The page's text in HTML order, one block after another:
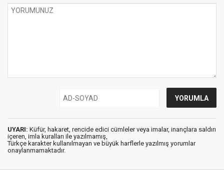
UYARI: Küfür, hakaret, rencide edici cümleler veya imalar, inançlara saldırı
içeren, imla kuralları ile yazılmamış,
Türkçe karakter kullanılmayan ve büyük harflerle yazılmış yorumlar
onaylanmamaktadır.